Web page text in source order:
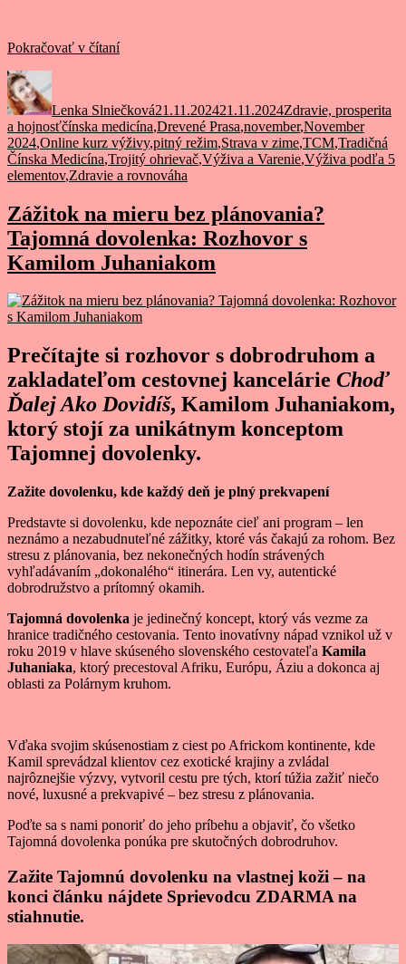
Pokračovať v čítaní„November
nehmotný
orgán,
drevené
prasa“
Lenka Slniečková21.11.202421.11.2024Zdravie, prosperita
a hojnosťZnačky
čínska medicína,Drevené Prasa,november,November
2024,Online kurz výživy,pitný režim,Strava v zime,TCM,Tradičná
Čínska Medicína,Trojitý ohrievač,Výživa a Varenie,Výživa podľa 5
elementov,Zdravie a rovnováha
Zážitok na mieru bez plánovania?
Tajomná dovolenka: Rozhovor s
Kamilom Juhaniakom
Prečítajte si rozhovor s dobrodruhom a
zakladateľom cestovnej kancelárie Choď
Ďalej Ako Dovidíš, Kamilom Juhaniakom,
ktorý stojí za unikátnym konceptom
Tajomnej dovolenky.
Zažite dovolenku, kde každý deň je plný prekvapení
Predstavte si dovolenku, kde nepoznáte cieľ ani program – len
neznámo a nezabudnuteľné zážitky, ktoré vás čakajú za rohom. Bez
stresu z plánovania, bez nekonečných hodín strávených
vyhľadávaním „dokonalého“ itinerára. Len vy, autentické
dobrodružstvo a prítomný okamih.
Tajomná dovolenka je jedinečný koncept, ktorý vás vezme za
hranice tradičného cestovania. Tento inovatívny nápad vznikol už v
roku 2019 v hlave skúseného slovenského cestovateľa Kamila
Juhaniaka, ktorý precestoval Afriku, Európu, Áziu a dokonca aj
oblasti za Polárnym kruhom.
Vďaka svojim skúsenostiam z ciest po Africkom kontinente, kde
Kamil sprevádzal klientov cez exotické krajiny a zvládal
najrôznejšie výzvy, vytvoril cestu pre tých, ktorí túžia zažiť niečo
nové, luxusné a prekvapivé – bez stresu z plánovania.
Poďte sa s nami ponoriť do jeho príbehu a objaviť, čo všetko
Tajomná dovolenka ponúka pre skutočných dobrodruhov.
Zažite Tajomnú dovolenku na vlastnej koži – na
konci článku nájdete Sprievodcu ZDARMA na
stiahnutie.